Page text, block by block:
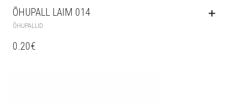
ÕHUPALL LAIM 014
ÕHUPALLID
0.20€